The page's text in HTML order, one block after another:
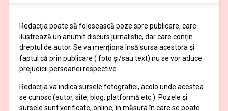
Redacția poate să folosească poze spre publicare, care
ilustrează un anumit discurs jurnalistic, dar care conțin
dreptul de autor. Se va menționa însă sursa acestora și
faptul că prin publicare ( foto și/sau text) nu se vor aduce
prejudicii persoanei respective.
Redacția va indica sursele fotografiei, acolo unde acestea
se cunosc (autor, site, blog, platformă etc.). Pozele și
sursele sunt verificate, online, în măsura în care se poate